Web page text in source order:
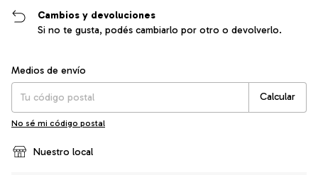
Cambios y devoluciones
Si no te gusta, podés cambiarlo por otro o devolverlo.
Entregas para el CP:
Medios de envío
Calcular
No sé mi código postal
Nuestro local